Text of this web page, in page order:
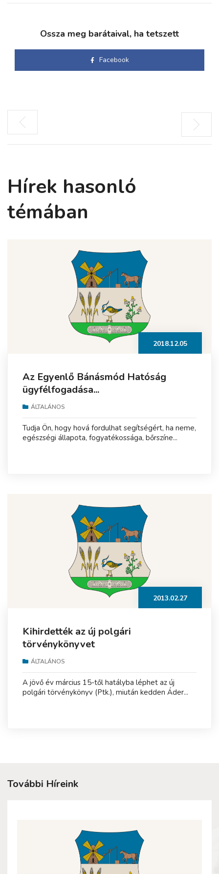
Ossza meg barátaival, ha tetszett
Facebook
Hírek hasonló
témában
2018.12.05
Az Egyenlő Bánásmód Hatóság
ügyfélfogadása...
ÁLTALÁNOS
Tudja Ön, hogy hová fordulhat segítségért, ha neme,
egészségi állapota, fogyatékossága, bőrszíne...
2013.02.27
Kihirdették az új polgári
törvénykönyvet
ÁLTALÁNOS
A jövő év március 15-től hatályba léphet az új
polgári törvénykönyv (Ptk.), miután kedden Áder...
További Híreink